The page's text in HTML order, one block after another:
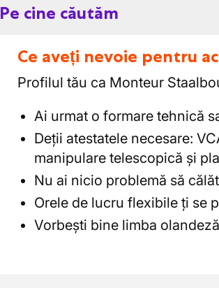
Pe cine căutăm
Ce aveți nevoie pentru
Profilul tău ca Monteur
Ai urmat o formare tehnică
Deții atestatele necesare:
manipulare telescopică și
Nu ai nicio problemă să
Orele de lucru flexibile ți se
Vorbești bine limba